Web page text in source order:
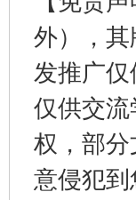
外），
发推广
仅供交
权，部
意侵犯
法徽映